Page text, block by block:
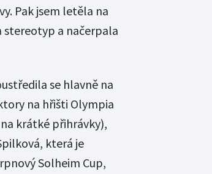
Pak jsem letěla na
stereotyp a načerpala
se hlavně na
na hřišti Olympia
krátké přihrávky),
která je
Solheim Cup,